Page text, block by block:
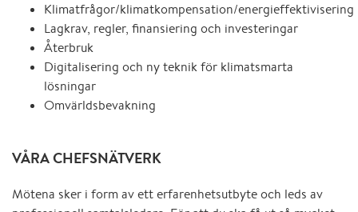
Klimatfrågor/klimatkompensation/energieffektivisering
Lagkrav, regler, finansiering och investeringar
Återbruk
Digitalisering och ny teknik för klimatsmarta
lösningar
Omvärldsbevakning
VÅRA CHEFSNÄTVERK
Mötena sker i form av ett erfarenhetsutbyte och leds av